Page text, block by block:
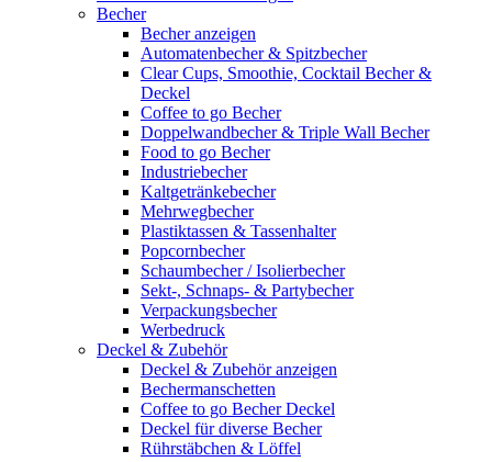
Becher
Becher anzeigen
Automatenbecher & Spitzbecher
Clear Cups, Smoothie, Cocktail Becher &
Deckel
Coffee to go Becher
Doppelwandbecher & Triple Wall Becher
Food to go Becher
Industriebecher
Kaltgetränkebecher
Mehrwegbecher
Plastiktassen & Tassenhalter
Popcornbecher
Schaumbecher / Isolierbecher
Sekt-, Schnaps- & Partybecher
Verpackungsbecher
Werbedruck
Deckel & Zubehör
Deckel & Zubehör anzeigen
Bechermanschetten
Coffee to go Becher Deckel
Deckel für diverse Becher
Rührstäbchen & Löffel